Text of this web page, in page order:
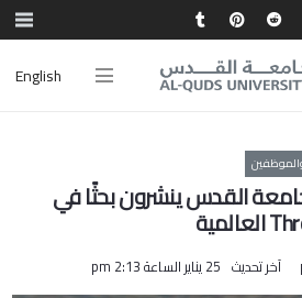
English
والموظفين
القدس ينشرون بحثًا في
آخر تحديث 25 يناير الساعة 2:13 pm